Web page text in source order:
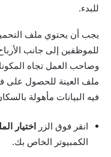
للبدء.
يجب أن يحتوي ملف
للموظفين إلى جانب
وصاحب العمل تجاه
ملف العينة للحصول على
فيه البيانات مأهولة
انقر فوق الزر اختيار
الكمبيوتر الخاص بك.